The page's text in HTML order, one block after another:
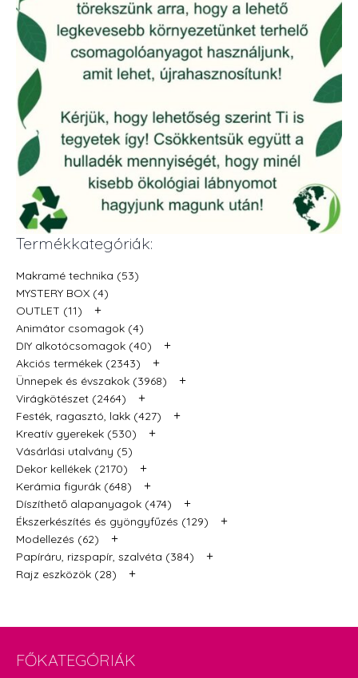
Termékkategóriák:
Makramé technika (53)
MYSTERY BOX (4)
OUTLET (11)
+
Animátor csomagok (4)
DIY alkotócsomagok (40)
+
Akciós termékek (2343) +
Ünnepek és évszakok (3968) +
Virágkötészet (2464) +
Festék, ragasztó, lakk (427) +
Kreatív gyerekek (530) +
Vásárlási utalvány (5)
Dekor kellékek (2170)
+
Kerámia figurák (648) +
Díszíthető alapanyagok (474) +
Ékszerkészítés és gyöngyfűzés (129) +
Modellezés (62) +
Papíráru, rizspapír, szalvéta (384) +
Rajz eszközök (28) +
FŐKATEGÓRIÁK